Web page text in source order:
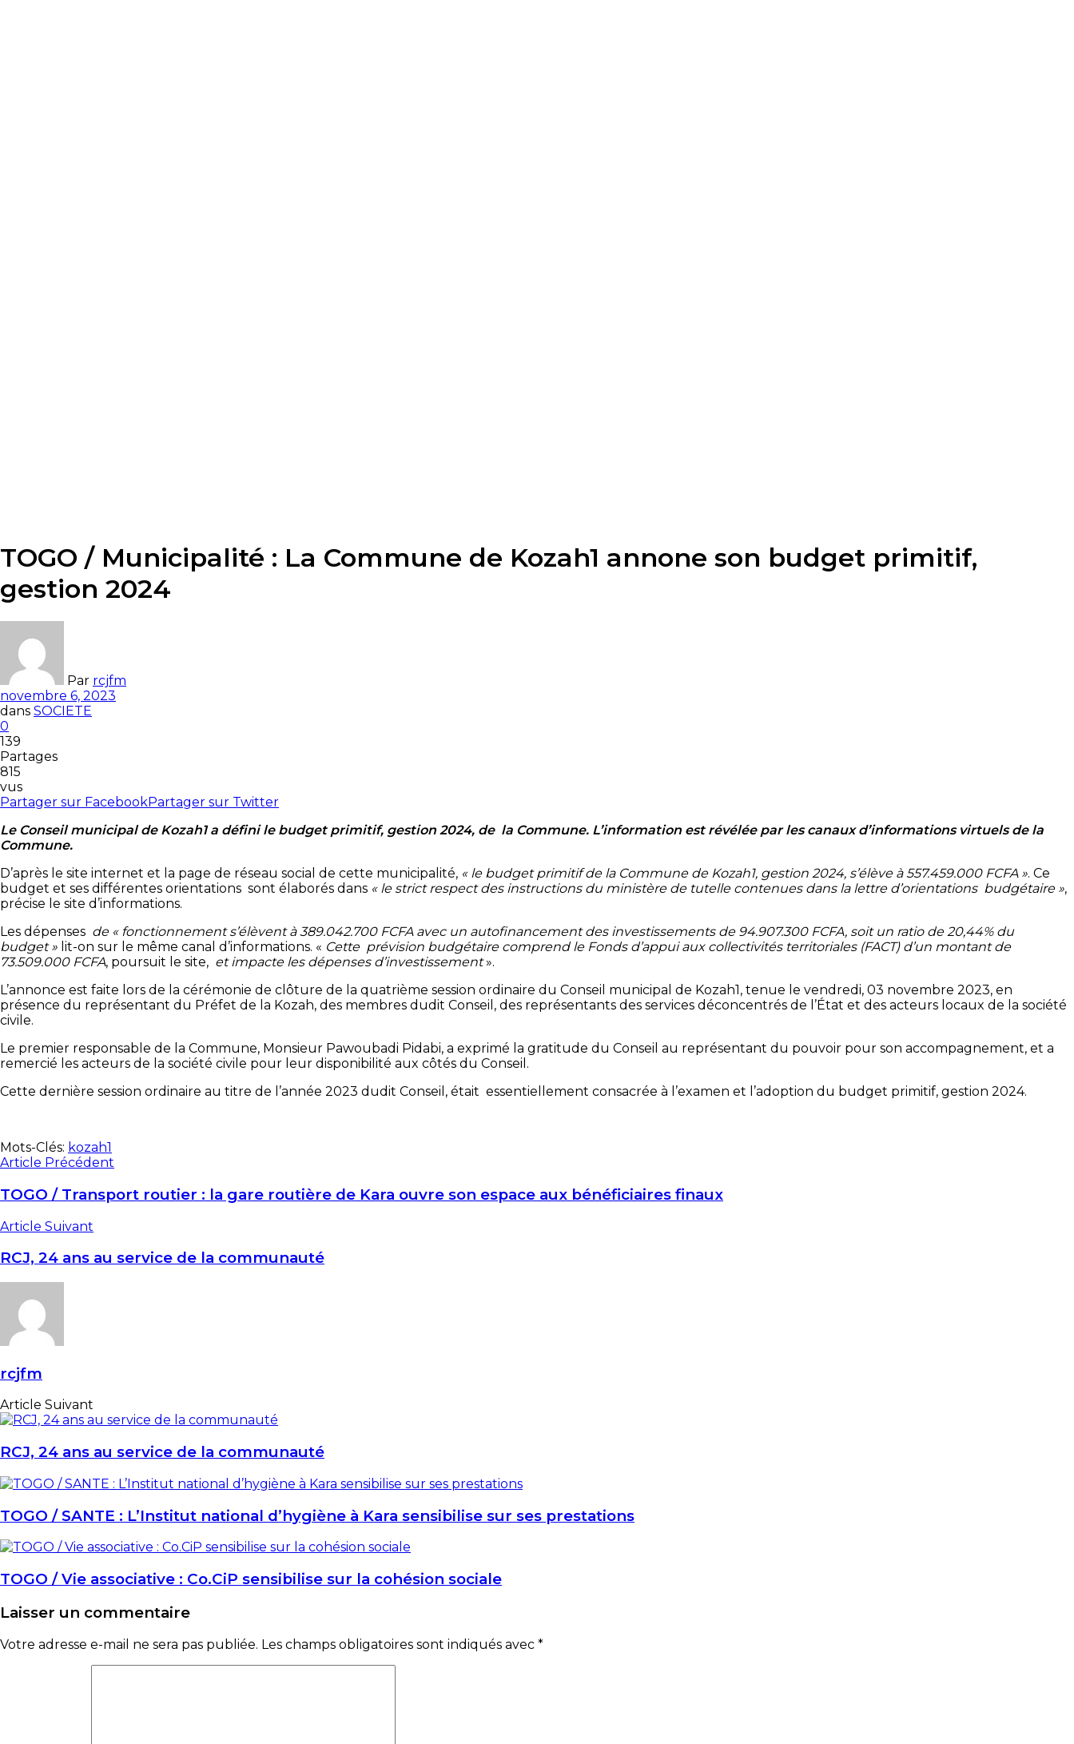
TOGO / Municipalité : La Commune de Kozah1 annone son budget primitif,
gestion 2024
Par rcjfm
novembre 6, 2023
dans SOCIETE
0
139
Partages
815
vus
Partager sur FacebookPartager sur Twitter
Le Conseil municipal de Kozah1 a défini le budget primitif, gestion 2024, de la Commune. L’information est révélée par les canaux d’informations virtuels de la
Commune.
D’après le site internet et la page de réseau social de cette municipalité, « le budget primitif de la Commune de Kozah1, gestion 2024, s’élève à 557.459.000 FCFA ». Ce
budget et ses différentes orientations sont élaborés dans « le strict respect des instructions du ministère de tutelle contenues dans la lettre d’orientations budgétaire »,
précise le site d’informations.
Les dépenses de « fonctionnement s’élèvent à 389.042.700 FCFA avec un autofinancement des investissements de 94.907.300 FCFA, soit un ratio de 20,44% du
budget » lit-on sur le même canal d’informations. « Cette prévision budgétaire comprend le Fonds d’appui aux collectivités territoriales (FACT) d’un montant de
73.509.000 FCFA, poursuit le site, et impacte les dépenses d’investissement».
L’annonce est faite lors de la cérémonie de clôture de la quatrième session ordinaire du Conseil municipal de Kozah1, tenue le vendredi, 03 novembre 2023, en
présence du représentant du Préfet de la Kozah, des membres dudit Conseil, des représentants des services déconcentrés de l’État et des acteurs locaux de la société
civile.
Le premier responsable de la Commune, Monsieur Pawoubadi Pidabi, a exprimé la gratitude du Conseil au représentant du pouvoir pour son accompagnement, et a
remercié les acteurs de la société civile pour leur disponibilité aux côtés du Conseil.
Cette dernière session ordinaire au titre de l’année 2023 dudit Conseil, était essentiellement consacrée à l’examen et l’adoption du budget primitif, gestion 2024.
Mots-Clés: kozah1
Article Précédent
TOGO / Transport routier : la gare routière de Kara ouvre son espace aux bénéficiaires finaux
Article Suivant
RCJ, 24 ans au service de la communauté
rcjfm
Article Suivant
RCJ, 24 ans au service de la communauté
TOGO / SANTE : L’Institut national d’hygiène à Kara sensibilise sur ses prestations
TOGO / Vie associative : Co.CiP sensibilise sur la cohésion sociale
Laisser un commentaire
Votre adresse e-mail ne sera pas publiée. Les champs obligatoires sont indiqués avec *